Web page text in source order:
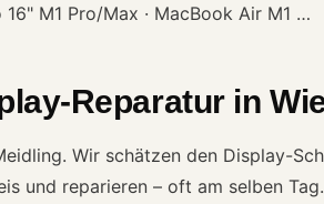
M1 Pro/Max · MacBook Air M1 …
Reparatur in
Wir schätzen den Display-
und reparieren – oft am selben